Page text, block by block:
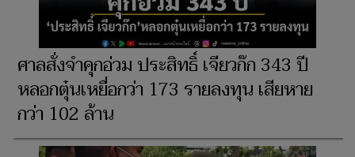
ศาลสั่งจำคุกอ่วม ประสิทธิ์ เจียวก๊ก 343 ปี
หลอกตุ๋นเหยื่อกว่า 173 รายลงทุน เสียหาย
กว่า 102 ล้าน